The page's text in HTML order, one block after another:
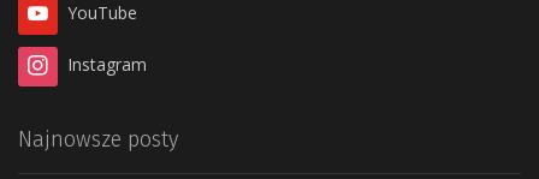
YouTube
Instagram
Najnowsze posty